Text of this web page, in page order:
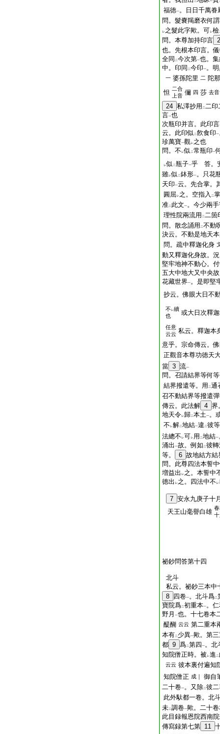
二 一
福徳一。日日千萬眷
問。髮嚢羯磨衣何
レ之髮此字歟。可レ檢
問。本尊加持印言
也。先根本印言。
全同 二今次第一也。
中。印同 二今印一。
一 婆孫陀里 二 陀
怛 二合
上音 儞 四 莎 去音
24 私澤抄用 二二印
言一也
次瓶印并言。此印
云。此印似 二飮食印一
珍萬寶一觀レ之也
問。不 レ似 二常瓶印一
レ似 二瓶子一乎 答。
雖レ似 二鉢形一。只花
天印一云。先合掌。
圓屈 レ之。空指入 二
准二 此文一。今少兩
理性院兩流用 二二箇
問。散念誦用 二不動
決云。不動是地天
問。疏中釋迦化身
動又釋迦化身故。
堅牢地神不動心。
五大中地大又中央
花藏世界一。是即堅
抄云。佛眼大日不
不 レ續
也
或大日次釋
任意
云云 私云。釋迦本
意乎。宗命傳云。
正觀音本尊功徳天
當 3 流一
問。召請結界等何
結界撥遣等。用 二通
召不動結界等撥遣
傳云。此法解 4 界
地天令レ歸二本土一。
不 レ解二地結一違 二彼
法總不 レ可レ用 二地結一
涌出 一故。例如 二彼
等。
6 故地結方結
問。此尊四法本誓
増益出 レ之。本誓中
徳出 レ之。四法中不 レ
7 安永九庚子十
天王山毫譽白雄
祕鈔問答第十四
北斗
私云。祕鈔三本中
8 四卷一。北斗爲二
寶院爲二初重本一。
野月 一也。十七卷本
醍醐 云云 第二重本
本有二 少異一歟。第
都 9 爲二第四一。北
知院僧正時。被 レ進 二
云云 彼本裏付遍知
知院僧正 成｜
御自
二十卷一。又除二彼
此外馱都一卷。北
未二調卷一歟。二十
此目録報恩院西南
傳寫録第七第 11